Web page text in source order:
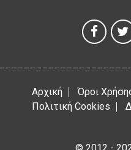
5 Αυγούστου 2026
Αρχική Όροι
Πολιτική Cookies